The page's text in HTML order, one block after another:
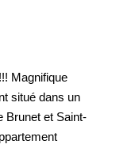
Magnifique
situé dans un
Brunet et Saint-